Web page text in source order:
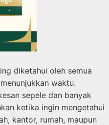
diketahui oleh semua
waktu.
sepele dan banyak
ketika ingin mengetahui
kantor, rumah, maupun